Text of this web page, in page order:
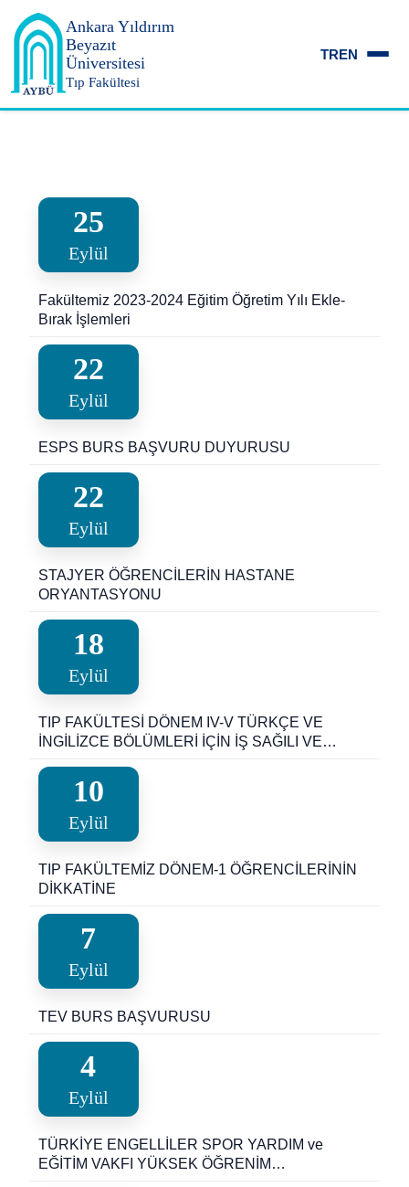
Ankara Yıldırım
Beyazıt
Üniversitesi
Tıp Fakültesi
TREN
25
Eylül
Fakültemiz 2023-2024 Eğitim Öğretim Yılı Ekle-
Bırak İşlemleri
22
Eylül
ESPS BURS BAŞVURU DUYURUSU
22
Eylül
STAJYER ÖĞRENCİLERİN HASTANE
ORYANTASYONU
18
Eylül
TIP FAKÜLTESİ DÖNEM IV-V TÜRKÇE VE
İNGİLİZCE BÖLÜMLERİ İÇİN İŞ SAĞILI VE
10
Eylül
TIP FAKÜLTEMİZ DÖNEM-1 ÖĞRENCİLERİNİN
DİKKATİNE
7
Eylül
TEV BURS BAŞVURUSU
4
Eylül
TÜRKİYE ENGELLİLER SPOR YARDIM ve
EĞİTİM VAKFI YÜKSEK ÖĞRENİM